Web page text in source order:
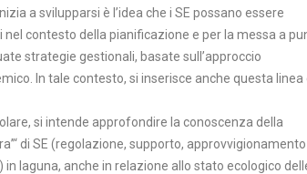
a svilupparsi è l’idea che i SE possano essere
contesto della pianificazione e per la messa a
strategie gestionali, basate sull’approccio
In tale contesto, si inserisce anche questa linea
si intende approfondire la conoscenza della
di SE (regolazione, supporto,
in laguna, anche in relazione allo stato ecologico